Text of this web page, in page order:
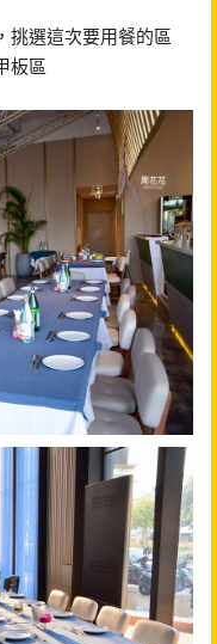
挑選這次要用餐的區
板區